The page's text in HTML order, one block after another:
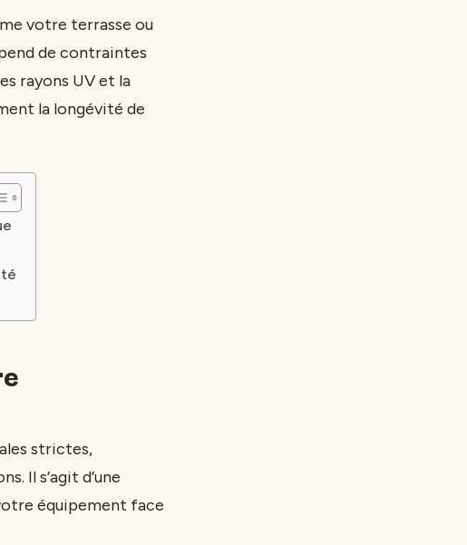
votre terrasse ou
de contraintes
rayons UV et la
la longévité de
strictes,
Il s’agit d’une
équipement face